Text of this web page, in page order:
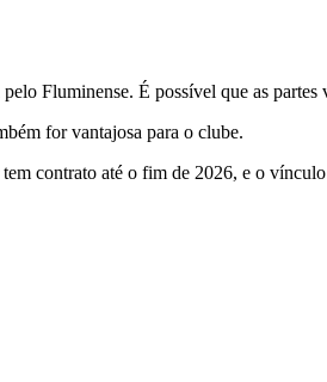
pelo Fluminense. É possível que as
for vantajosa para o clube.
contrato até o fim de 2026, e o